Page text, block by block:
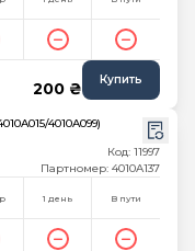
200 ₴ Купить
4010A099)
Код: 11997
Партномер: 4010A137
1 день В пути